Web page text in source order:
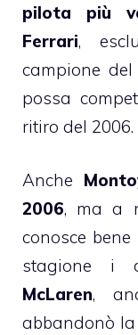
pilota più
Ferrari,
campione
possa
ritiro del 2006.
Anche
2006, ma a
conosce
stagione i
McLaren,
abbandonò